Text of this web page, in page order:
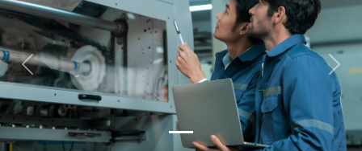
Previous Next